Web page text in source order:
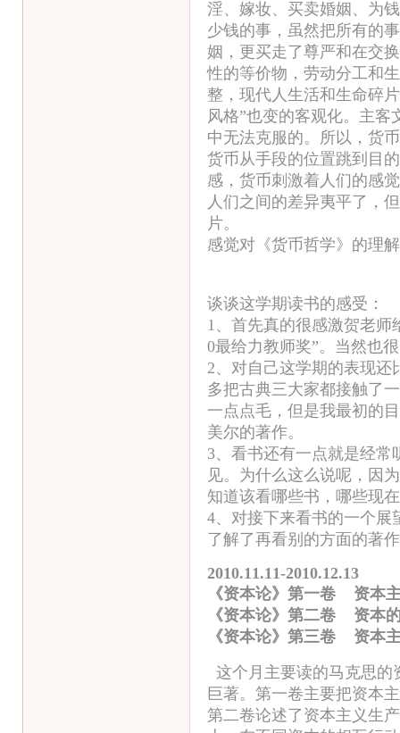
淫、嫁妆、买卖婚姻、为
少钱的事，虽然把所有的
姻，更买走了尊严和在交
性的等价物，劳动分工和
整，现代人生活和生命碎
风格”也变的客观化。主
中无法克服的。所以，货
货币从手段的位置跳到目
感，货币刺激着人们的感
人们之间的差异夷平了，
片。
感觉对《货币哲学》的理
谈谈这学期读书的感受：
1、首先真的很感激贺老师
0最给力教师奖”。当然也
2、对自己这学期的表现
多把古典三大家都接触了
一点点毛，但是我最初的
美尔的著作。
3、看书还有一点就是经常
见。为什么这么说呢，因
知道该看哪些书，哪些现
4、对接下来看书的一个展
了解了再看别的方面的著
2010.11.11-2010.12.13
《资本论》第一卷 资
《资本论》第二卷
《资本论》第三卷 资
这个月主要读的马克思的
巨著。第一卷主要把资本
第二卷论述了资本主义生